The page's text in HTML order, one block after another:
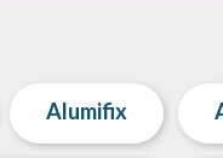
Alumifix